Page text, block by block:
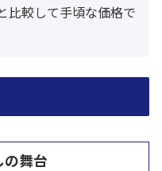
比較して手頃な価格で
舞台